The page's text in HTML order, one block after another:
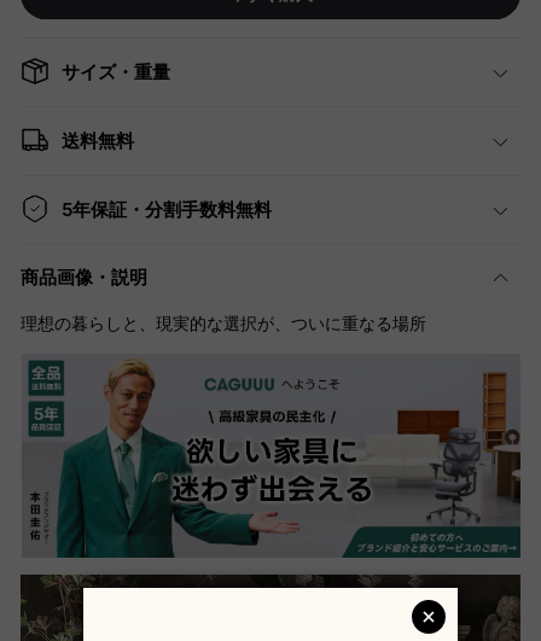
サイズ・重量
送料無料
5年保証・分割手数料無料
商品画像・説明
理想の暮らしと、現実的な選択が、ついに重なる場所